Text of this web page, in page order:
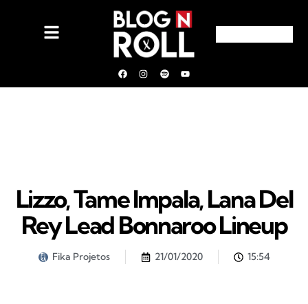
Lizzo, Tame Impala, Lana Del
Rey Lead Bonnaroo Lineup
Fika Projetos 21/01/2020 15:54